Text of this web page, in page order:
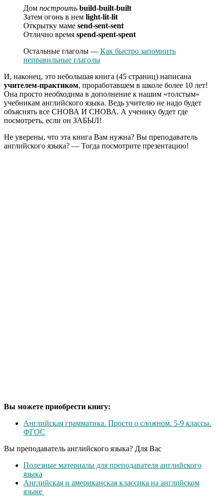
Дом построить build-built-built
Затем огонь в нем light-lit-lit
Открытку маме send-sent-sent
Отлично время spend-spent-spent
Остальные глаголы — Как быстро запомнить
неправильные глаголы
И, наконец, это небольшая книга (45 страниц) написана
учителем-практиком, проработавшем в школе более 10 лет!
Она просто необходима в дополнение к нашим «толстым»
учебникам английского языка. Ведь учителю не надо будет
объяснять все СНОВА И СНОВА. А ученику будет где
посмотреть, если он ЗАБЫЛ!
Не уверены, что эта книга Вам нужна? Вы преподаватель
английского языка? — Тогда посмотрите презентацию!
Вы можете приобрести книгу:
Английская грамматика. Просто о сложном. 5-9 классы.
ФГОС
Вы преподаватель английского языка? Для Вас
Полезные материалы для преподавателя английского
языка
Английская и американская классика на английском
языке